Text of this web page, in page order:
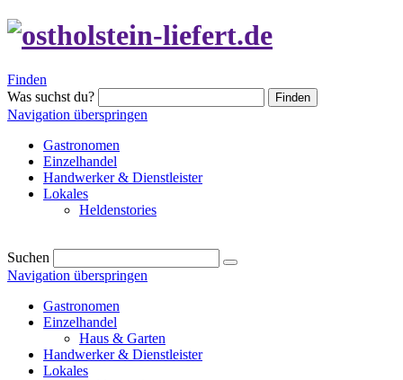
Finden
Was suchst du?
Finden
Navigation überspringen
Gastronomen
Einzelhandel
Handwerker & Dienstleister
Lokales
Heldenstories
Suchen
Navigation überspringen
Gastronomen
Einzelhandel
Haus & Garten
Handwerker & Dienstleister
Lokales